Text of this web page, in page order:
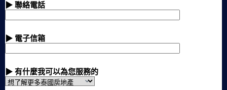
▶ 聯絡電話
▶ 電子信箱
▶ 有什麼我可以為您服務的